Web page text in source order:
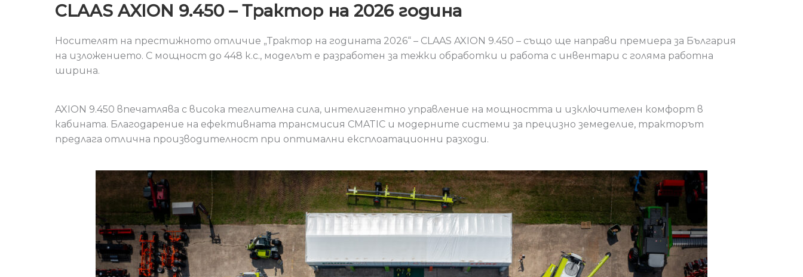
CLAAS AXION 9.450 – Трактор на 2026 година
Носителят на престижното отличие „Трактор на годината 2026“ – CLAAS AXION 9.450 – също ще направи премиера за България
на изложението. С мощност до 448 к.с., моделът е разработен за тежки обработки и работа с инвентари с голяма работна
ширина.
AXION 9.450 впечатлява с висока теглителна сила, интелигентно управление на мощността и изключителен комфорт в
кабината. Благодарение на ефективната трансмисия CMATIC и модерните системи за прецизно земеделие, тракторът
предлага отлична производителност при оптимални експлоатационни разходи.